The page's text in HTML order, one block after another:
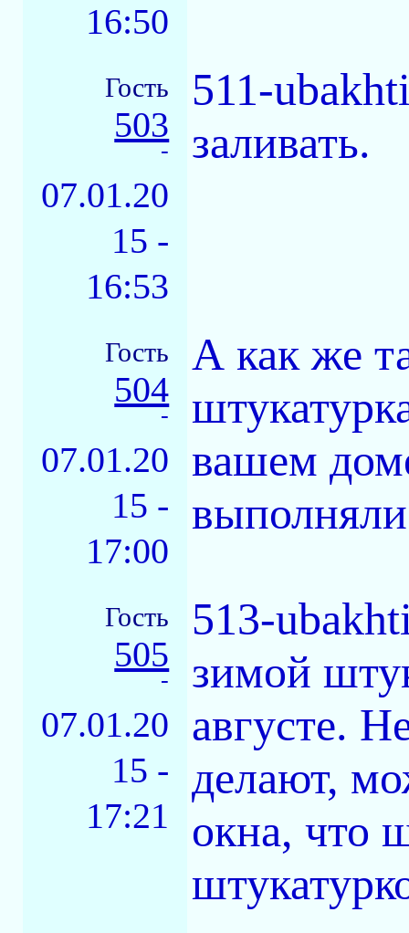
16:50
Гость
503
-
07.01.20
15 -
16:53
511-
заливать.
Гость
504
-
07.01.20
15 -
17:00
А как же
вашем
Гость
505
-
07.01.20
15 -
17:21
513-
зимой
августе.
делают,
окна, что